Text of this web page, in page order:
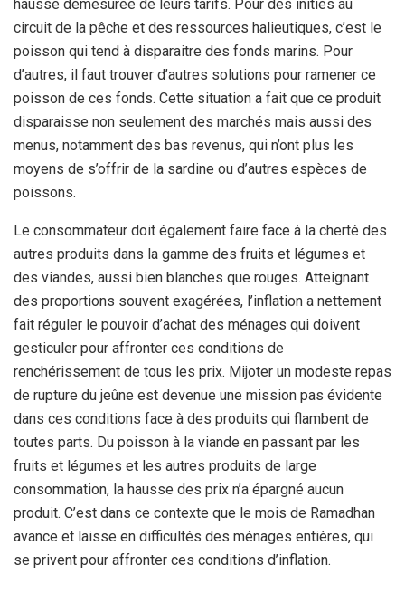
hausse démesurée de leurs tarifs. Pour des initiés au
circuit de la pêche et des ressources halieutiques, c’est le
poisson qui tend à disparaitre des fonds marins. Pour
d’autres, il faut trouver d’autres solutions pour ramener ce
poisson de ces fonds. Cette situation a fait que ce produit
disparaisse non seulement des marchés mais aussi des
menus, notamment des bas revenus, qui n’ont plus les
moyens de s’offrir de la sardine ou d’autres espèces de
poissons.
Le consommateur doit également faire face à la cherté des
autres produits dans la gamme des fruits et légumes et
des viandes, aussi bien blanches que rouges. Atteignant
des proportions souvent exagérées, l’inflation a nettement
fait réguler le pouvoir d’achat des ménages qui doivent
gesticuler pour affronter ces conditions de
renchérissement de tous les prix. Mijoter un modeste repas
de rupture du jeûne est devenue une mission pas évidente
dans ces conditions face à des produits qui flambent de
toutes parts. Du poisson à la viande en passant par les
fruits et légumes et les autres produits de large
consommation, la hausse des prix n’a épargné aucun
produit. C’est dans ce contexte que le mois de Ramadhan
avance et laisse en difficultés des ménages entières, qui
se privent pour affronter ces conditions d’inflation.